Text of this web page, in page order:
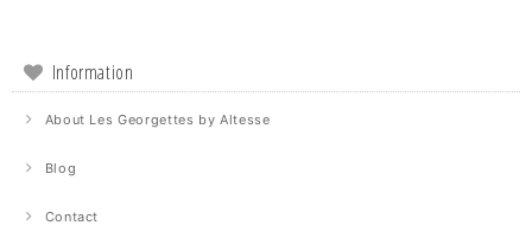
Information
About Les Georgettes by Altesse
Blog
Contact